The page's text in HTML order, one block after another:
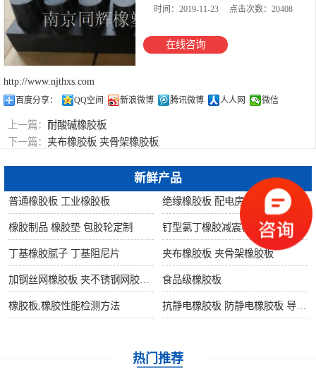
时间：2019-11-23 点击次数：20408
在线咨询
http://www.njthxs.com
百度分享： QQ空间 新浪微博 腾讯微博 人人网 微信
上一篇： 耐酸碱橡胶板
下一篇： 夹布橡胶板 夹骨架橡胶板
新鲜产品
普通橡胶板 工业橡胶板 绝缘橡胶板 配电房橡胶板
橡胶制品 橡胶垫 包胶轮定制 钉型氯丁橡胶减震板 橡胶支座
丁基橡胶腻子 丁基阻尼片 夹布橡胶板 夹骨架橡胶板
食品级橡胶板
橡胶板,橡胶性能检测方法
热门推荐